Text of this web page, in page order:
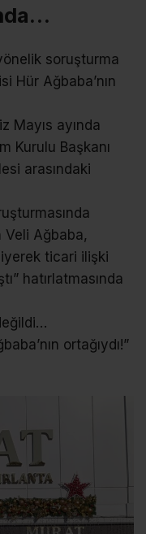
soruşturma
Hür Ağbaba’nın
Mayıs ayında
Kurulu Başkanı
arasındaki
Ağbaba,
ticari ilişki
hatırlatmasında
ortağıydı!”